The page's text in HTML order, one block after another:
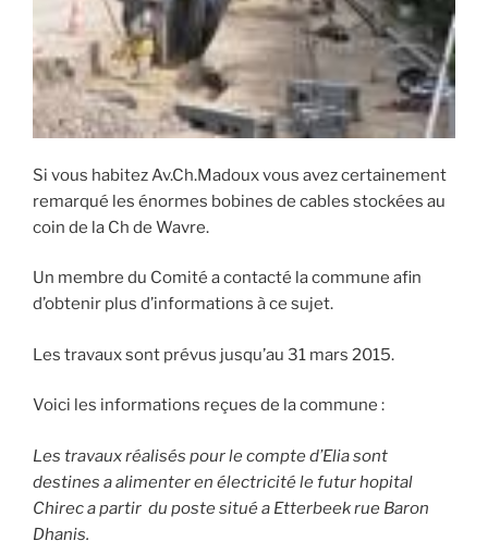
Si vous habitez Av.Ch.Madoux vous avez certainement
remarqué les énormes bobines de cables stockées au
coin de la Ch de Wavre.
Un membre du Comité a contacté la commune afin
d’obtenir plus d’informations à ce sujet.
Les travaux sont prévus jusqu’au 31 mars 2015.
Voici les informations reçues de la commune :
Les travaux réalisés pour le compte d’Elia sont
destines a alimenter en électricité le futur hopital
Chirec a partir du poste situé a Etterbeek rue Baron
Dhanis.